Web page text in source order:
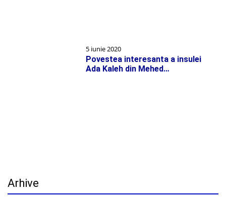
5 iunie 2020
Povestea interesanta a insulei
Ada Kaleh din Mehed…
Arhive